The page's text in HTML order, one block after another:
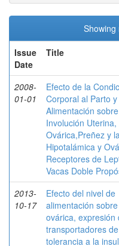
Showing
Issue
Date
Title
2008-
01-01
Efecto de la
Corporal al Parto
Alimentación
Involución Uterina,
Ovárica,Preñez y
Hipotalámica y
Receptores de
Vacas Doble
2013-
10-17
Efecto del nivel de
alimentación
ovárica, expresión
transportadores
tolerancia a la